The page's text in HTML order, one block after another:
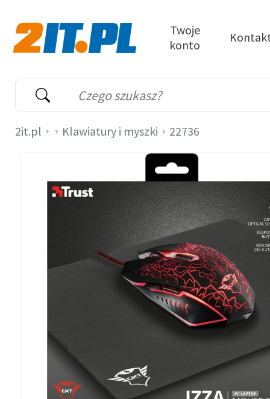
Wyszukiwarka
Słowo kluczowe
Twoje
konto
2it.pl Klawiatury i myszki 22736